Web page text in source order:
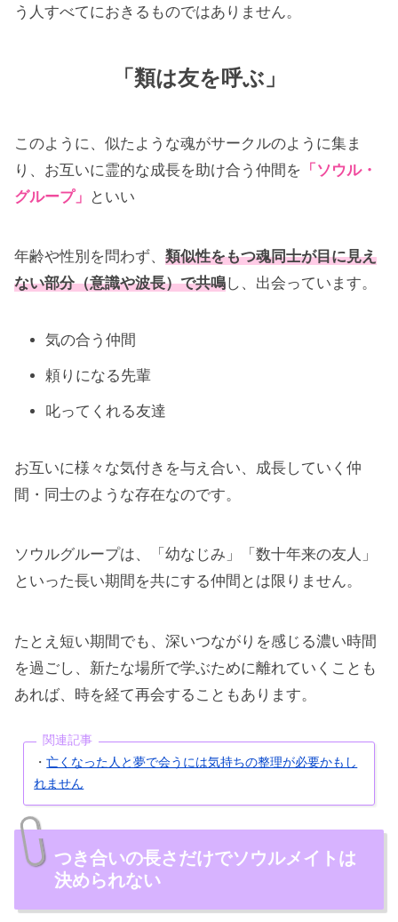
う人すべてにおきるものではありません。
「類は友を呼ぶ」
このように、似たような魂がサークルのように集ま
り、お互いに霊的な成長を助け合う仲間を 「 ソウル・
グループ」
といい
年齢や性別を問わず、 類似性をもつ魂同士が目に見え
ない部分（意識や波長）で共鳴し、出会っています。
気の合う仲間
頼りになる先輩
叱ってくれる友達
お互いに様々な気付きを与え合い、成長していく仲
間・同士のような存在なのです。
ソウルグループは、「幼なじみ」「数十年来の友人」
といった長い期間を共にする仲間とは限りません。
たとえ短い期間でも、深いつながりを感じる濃い時間
を過ごし、新たな場所で学ぶために離れていくことも
あれば、時を経て再会することもあります。
関連記事
・亡くなった人と夢で会うには気持ちの整理が必要かもし
れません
つき合いの長さだけでソウルメイトは
決められない